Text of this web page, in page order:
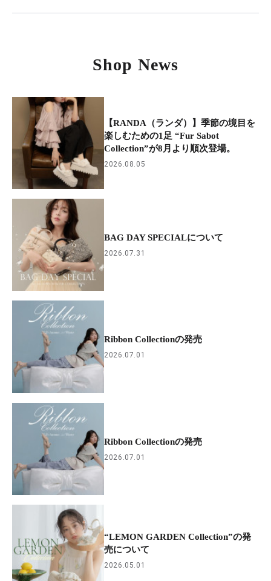
Shop News
【RANDA（ランダ）】季節の境目を
楽しむための1足 “Fur Sabot
Collection”が8月より順次登場。
2026.08.05
BAG DAY SPECIALについて
2026.07.31
Ribbon Collectionの発売
2026.07.01
Ribbon Collectionの発売
2026.07.01
“LEMON GARDEN Collection”の発
売について
2026.05.01